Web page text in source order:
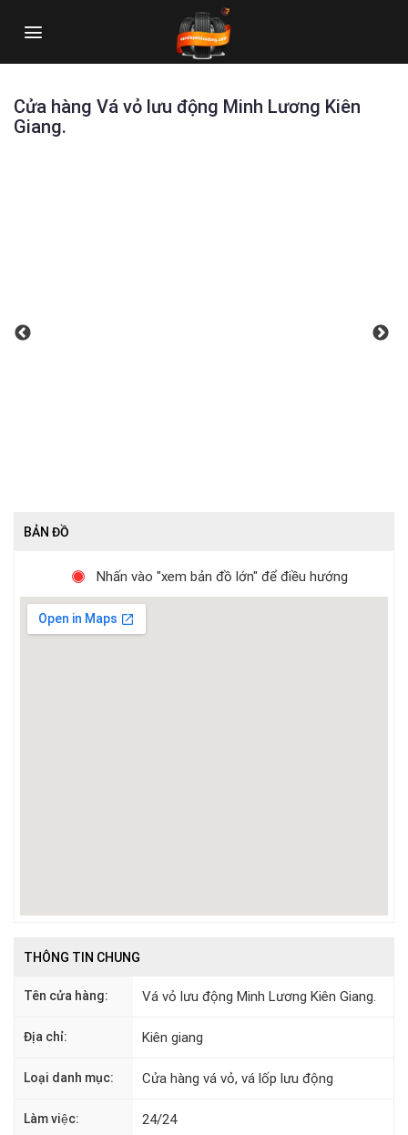
Cửa hàng Vá vỏ lưu động Minh Lương Kiên
Giang.
BẢN ĐỒ
Nhấn vào "xem bản đồ lớn" để điều hướng
THÔNG TIN CHUNG
Tên cửa hàng: Vá vỏ lưu động Minh Lương Kiên Giang.
Địa chỉ: Kiên giang
Loại danh mục: Cửa hàng vá vỏ, vá lốp lưu động
Làm việc: 24/24